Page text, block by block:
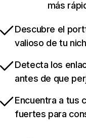
más
Descubre el
valioso de tu
Detecta los
antes de que
Encuentra a tus
fuertes para